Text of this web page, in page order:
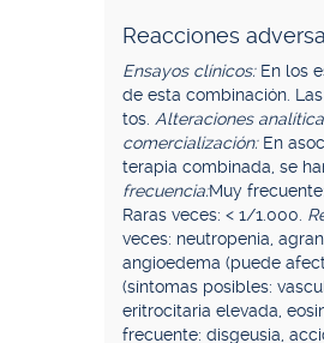
Reacciones
Ensayos clínicos: En los
de esta combinación.
tos. Alteraciones
comercialización: En
terapia combinada, se
frecuencia:Muy
Raras veces: < 1/1.000.
veces: neutropenia,
angioedema (puede
(síntomas posibles:
eritrocitaria elevada,
frecuente: disgeusia,